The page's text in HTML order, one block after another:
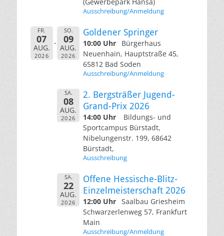
Ausschreibung/Anmeldung
FR.
07
AUG.
2026
SO.
09
AUG.
2026
Goldener Springer
10:00 Uhr
Bürgerhaus
Neuenhain, Hauptstraße 45,
65812 Bad Soden
Ausschreibung/Anmeldung
SA.
08
AUG.
2026
2. Bergsträßer Jugend-
Grand-Prix 2026
14:00 Uhr
Bildungs- und
Sportcampus Bürstadt,
Nibelungenstr. 199, 68642
Bürstadt,
Ausschreibung
SA.
22
AUG.
2026
Offene Hessische-Blitz-
Einzelmeisterschaft 2026
12:00 Uhr Saalbau Griesheim
Schwarzerlenweg 57, Frankfurt
Main
Ausschreibung/Anmeldung